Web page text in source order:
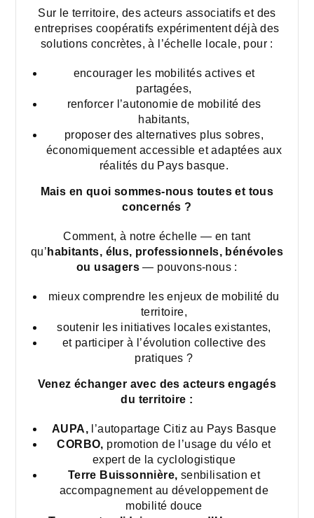
Sur le territoire, des acteurs associatifs et des
entreprises coopératifs expérimentent déjà des
solutions concrètes, à l’échelle locale, pour :
encourager les mobilités actives et
partagées,
renforcer l’autonomie de mobilité des
habitants,
proposer des alternatives plus sobres,
économiquement accessible et adaptées aux
réalités du Pays basque.
Mais en quoi sommes-nous toutes et tous
concernés ?
Comment, à notre échelle — en tant
qu’ habitants, élus, professionnels, bénévoles
ou usagers — pouvons-nous :
mieux comprendre les enjeux de mobilité du
territoire,
soutenir les initiatives locales existantes,
et participer à l’évolution collective des
pratiques ?
Venez échanger avec des acteurs engagés
du territoire :
AUPA, l’autopartage Citiz au Pays Basque
CORBO, promotion de l’usage du vélo et
expert de la cyclologistique
Terre Buissonnière, senbilisation et
accompagnement au développement de
mobilité douce